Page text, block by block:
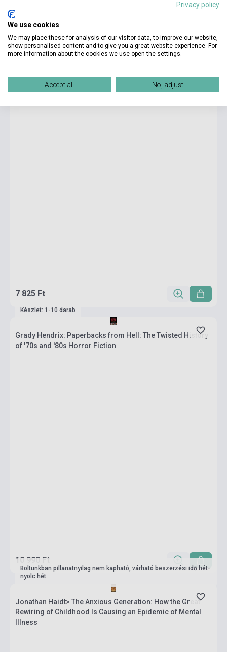
9 550 Ft
Készlet: 1-10 darab
7 825 Ft
Készlet: 1-10 darab
Grady Hendrix: Paperbacks from Hell: The Twisted History
of '70s and '80s Horror Fiction
10 990 Ft
Boltunkban pillanatnyilag nem kapható, várható beszerzési idő hét-
nyolc hét
Jonathan Haidt> The Anxious Generation: How the Great
Rewiring of Childhood Is Causing an Epidemic of Mental
Illness
Privacy policy
We use cookies
We may place these for analysis of our visitor data, to improve our website,
show personalised content and to give you a great website experience. For
more information about the cookies we use open the settings.
Accept all No, adjust